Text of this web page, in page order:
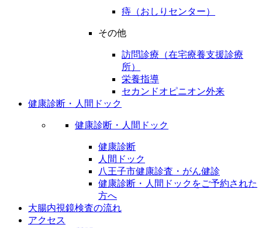
痔（おしりセンター）
その他
訪問診療（在宅療養支援診療
所）
栄養指導
セカンドオピニオン外来
健康診断・人間ドック
健康診断・人間ドック
健康診断
人間ドック
八王子市健康診査・がん健診
健康診断・人間ドックをご予約された
方へ
大腸内視鏡検査の流れ
アクセス